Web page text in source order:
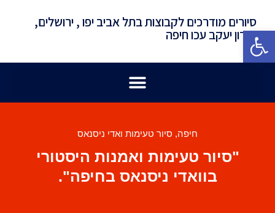
פתח סרגל נגישות
סיורים מודרכים לקבוצות בתל אביב יפו , ירושלים,
זכרון יעקב עכו חיפה
חיפה, סיור טעימות ואדי ניסנאס
"סיור טעימות ואמנות היסטורי
בוואדי ניסנאס בחיפה".